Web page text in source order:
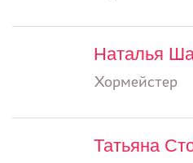
Наталья
Хормейстер
Татьяна